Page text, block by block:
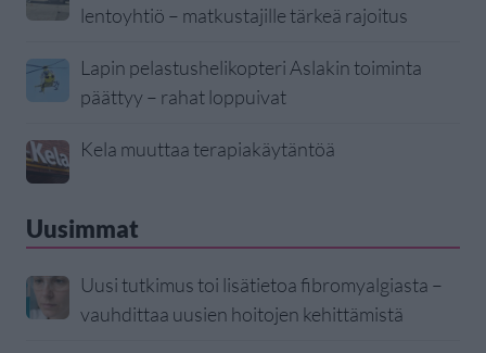
lentoyhtiö – matkustajille tärkeä rajoitus
Lapin pelastushelikopteri Aslakin toiminta
päättyy – rahat loppuivat
Kela muuttaa terapiakäytäntöä
Uusimmat
Uusi tutkimus toi lisätietoa fibromyalgiasta –
vauhdittaa uusien hoitojen kehittämistä